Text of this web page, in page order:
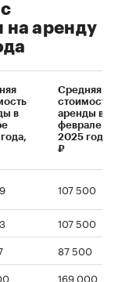
на аренду
в
Средняя
стоимость
аренды в
феврале
2025 года,
₽
107 500
107 500
87 500
169 000